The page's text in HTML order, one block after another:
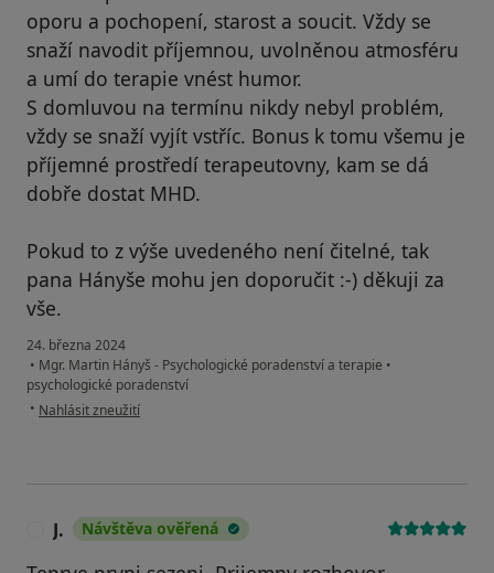
oporu a pochopení, starost a soucit. Vždy se
snaží navodit příjemnou, uvolněnou atmosféru
a umí do terapie vnést humor.
S domluvou na termínu nikdy nebyl problém,
vždy se snaží vyjít vstříc. Bonus k tomu všemu je
příjemné prostředí terapeutovny, kam se dá
dobře dostat MHD.
Pokud to z výše uvedeného není čitelné, tak
pana Hányše mohu jen doporučit :-) děkuji za
vše.
24. března 2024
• Mgr. Martin Hányš - Psychologické poradenství a terapie •
psychologické poradenství
• podle názoru uživatele Š.
Nahlásit zneužití
J. Návštěva ověřená